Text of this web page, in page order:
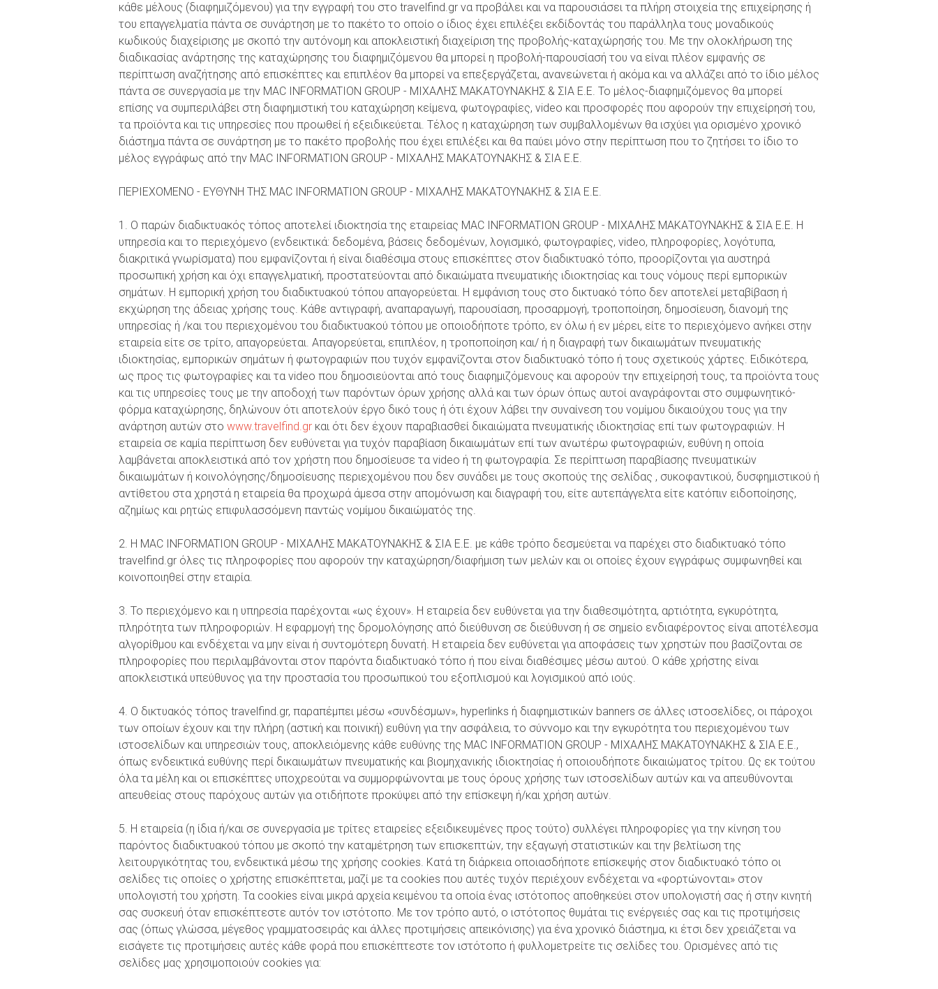
κάθε μέλους (διαφημιζόμενου) για την εγγραφή του στο travelfind.gr να προβάλει και να παρουσιάσει τα πλήρη στοιχεία της επιχείρησης ή
του επαγγελματία πάντα σε συνάρτηση με το πακέτο το οποίο ο ίδιος έχει επιλέξει εκδίδοντάς του παράλληλα τους μοναδικούς
κωδικούς διαχείρισης με σκοπό την αυτόνομη και αποκλειστική διαχείριση της προβολής-καταχώρησής του. Με την ολοκλήρωση της
διαδικασίας ανάρτησης της καταχώρησης του διαφημιζόμενου θα μπορεί η προβολή-παρουσίασή του να είναι πλέον εμφανής σε
περίπτωση αναζήτησης από επισκέπτες και επιπλέον θα μπορεί να επεξεργάζεται, ανανεώνεται ή ακόμα και να αλλάζει από το ίδιο μέλος
πάντα σε συνεργασία με την MAC INFORMATION GROUP - ΜΙΧΑΛΗΣ ΜΑΚΑΤΟΥΝΑΚΗΣ & ΣΙΑ Ε.Ε. Το μέλος-διαφημιζόμενος θα μπορεί
επίσης να συμπεριλάβει στη διαφημιστική του καταχώρηση κείμενα, φωτογραφίες, video και προσφορές που αφορούν την επιχείρησή του,
τα προϊόντα και τις υπηρεσίες που προωθεί ή εξειδικεύεται. Τέλος η καταχώρηση των συμβαλλομένων θα ισχύει για ορισμένο χρονικό
διάστημα πάντα σε συνάρτηση με το πακέτο προβολής που έχει επιλέξει και θα παύει μόνο στην περίπτωση που το ζητήσει το ίδιο το
μέλος εγγράφως από την MAC INFORMATION GROUP - ΜΙΧΑΛΗΣ ΜΑΚΑΤΟΥΝΑΚΗΣ & ΣΙΑ Ε.Ε.
ΠΕΡΙΕΧΟΜΕΝΟ - ΕΥΘΥΝΗ ΤΗΣ MAC INFORMATION GROUP - ΜΙΧΑΛΗΣ ΜΑΚΑΤΟΥΝΑΚΗΣ & ΣΙΑ Ε.Ε.
1. Ο παρών διαδικτυακός τόπος αποτελεί ιδιοκτησία της εταιρείας MAC INFORMATION GROUP - ΜΙΧΑΛΗΣ ΜΑΚΑΤΟΥΝΑΚΗΣ & ΣΙΑ Ε.Ε. Η
υπηρεσία και το περιεχόμενο (ενδεικτικά: δεδομένα, βάσεις δεδομένων, λογισμικό, φωτογραφίες, video, πληροφορίες, λογότυπα,
διακριτικά γνωρίσματα) που εμφανίζονται ή είναι διαθέσιμα στους επισκέπτες στον διαδικτυακό τόπο, προορίζονται για αυστηρά
προσωπική χρήση και όχι επαγγελματική, προστατεύονται από δικαιώματα πνευματικής ιδιοκτησίας και τους νόμους περί εμπορικών
σημάτων. Η εμπορική χρήση του διαδικτυακού τόπου απαγορεύεται. Η εμφάνιση τους στο δικτυακό τόπο δεν αποτελεί μεταβίβαση ή
εκχώρηση της άδειας χρήσης τους. Κάθε αντιγραφή, αναπαραγωγή, παρουσίαση, προσαρμογή, τροποποίηση, δημοσίευση, διανομή της
υπηρεσίας ή /και του περιεχομένου του διαδικτυακού τόπου με οποιοδήποτε τρόπο, εν όλω ή εν μέρει, είτε το περιεχόμενο ανήκει στην
εταιρεία είτε σε τρίτο, απαγορεύεται. Απαγορεύεται, επιπλέον, η τροποποίηση και/ ή η διαγραφή των δικαιωμάτων πνευματικής
ιδιοκτησίας, εμπορικών σημάτων ή φωτογραφιών που τυχόν εμφανίζονται στον διαδικτυακό τόπο ή τους σχετικούς χάρτες. Ειδικότερα,
ως προς τις φωτογραφίες και τα video που δημοσιεύονται από τους διαφημιζόμενους και αφορούν την επιχείρησή τους, τα προϊόντα τους
και τις υπηρεσίες τους με την αποδοχή των παρόντων όρων χρήσης αλλά και των όρων όπως αυτοί αναγράφονται στο συμφωνητικό-
φόρμα καταχώρησης, δηλώνουν ότι αποτελούν έργο δικό τους ή ότι έχουν λάβει την συναίνεση του νομίμου δικαιούχου τους για την
ανάρτηση αυτών στο www.travelfind.gr και ότι δεν έχουν παραβιασθεί δικαιώματα πνευματικής ιδιοκτησίας επί των φωτογραφιών. Η
εταιρεία σε καμία περίπτωση δεν ευθύνεται για τυχόν παραβίαση δικαιωμάτων επί των ανωτέρω φωτογραφιών, ευθύνη η οποία
λαμβάνεται αποκλειστικά από τον χρήστη που δημοσίευσε τα video ή τη φωτογραφία. Σε περίπτωση παραβίασης πνευματικών
δικαιωμάτων ή κοινολόγησης/δημοσίευσης περιεχομένου που δεν συνάδει με τους σκοπούς της σελίδας , συκοφαντικού, δυσφημιστικού ή
αντίθετου στα χρηστά η εταιρεία θα προχωρά άμεσα στην απομόνωση και διαγραφή του, είτε αυτεπάγγελτα είτε κατόπιν ειδοποίησης,
αζημίως και ρητώς επιφυλασσόμενη παντώς νομίμου δικαιώματός της.
2. Η MAC INFORMATION GROUP - ΜΙΧΑΛΗΣ ΜΑΚΑΤΟΥΝΑΚΗΣ & ΣΙΑ Ε.Ε. με κάθε τρόπο δεσμεύεται να παρέχει στο διαδικτυακό τόπο
travelfind.gr όλες τις πληροφορίες που αφορούν την καταχώρηση/διαφήμιση των μελών και οι οποίες έχουν εγγράφως συμφωνηθεί και
κοινοποιηθεί στην εταιρία.
3. Το περιεχόμενο και η υπηρεσία παρέχονται «ως έχουν». Η εταιρεία δεν ευθύνεται για την διαθεσιμότητα, αρτιότητα, εγκυρότητα,
πληρότητα των πληροφοριών. H εφαρμογή της δρομολόγησης από διεύθυνση σε διεύθυνση ή σε σημείο ενδιαφέροντος είναι αποτέλεσμα
αλγορίθμου και ενδέχεται να μην είναι ή συντομότερη δυνατή. Η εταιρεία δεν ευθύνεται για αποφάσεις των χρηστών που βασίζονται σε
πληροφορίες που περιλαμβάνονται στον παρόντα διαδικτυακό τόπο ή που είναι διαθέσιμες μέσω αυτού. Ο κάθε χρήστης είναι
αποκλειστικά υπεύθυνος για την προστασία του προσωπικού του εξοπλισμού και λογισμικού από ιούς.
4. Ο δικτυακός τόπος travelfind.gr, παραπέμπει μέσω «συνδέσμων», hyperlinks ή διαφημιστικών banners σε άλλες ιστοσελίδες, οι πάροχοι
των οποίων έχουν και την πλήρη (αστική και ποινική) ευθύνη για την ασφάλεια, το σύννομο και την εγκυρότητα του περιεχομένου των
ιστοσελίδων και υπηρεσιών τους, αποκλειόμενης κάθε ευθύνης της MAC INFORMATION GROUP - ΜΙΧΑΛΗΣ ΜΑΚΑΤΟΥΝΑΚΗΣ & ΣΙΑ Ε.Ε.,
όπως ενδεικτικά ευθύνης περί δικαιωμάτων πνευματικής και βιομηχανικής ιδιοκτησίας ή οποιουδήποτε δικαιώματος τρίτου. Ως εκ τούτου
όλα τα μέλη και οι επισκέπτες υποχρεούται να συμμορφώνονται με τους όρους χρήσης των ιστοσελίδων αυτών και να απευθύνονται
απευθείας στους παρόχους αυτών για οτιδήποτε προκύψει από την επίσκεψη ή/και χρήση αυτών.
5. Η εταιρεία (η ίδια ή/και σε συνεργασία με τρίτες εταιρείες εξειδικευμένες προς τούτο) συλλέγει πληροφορίες για την κίνηση του
παρόντος διαδικτυακού τόπου με σκοπό την καταμέτρηση των επισκεπτών, την εξαγωγή στατιστικών και την βελτίωση της
λειτουργικότητας του, ενδεικτικά μέσω της χρήσης cookies. Κατά τη διάρκεια οποιασδήποτε επίσκεψής στον διαδικτυακό τόπο οι
σελίδες τις οποίες ο χρήστης επισκέπτεται, μαζί με τα cookies που αυτές τυχόν περιέχουν ενδέχεται να «φορτώνονται» στον
υπολογιστή του χρήστη. Τα cookies είναι μικρά αρχεία κειμένου τα οποία ένας ιστότοπος αποθηκεύει στον υπολογιστή σας ή στην κινητή
σας συσκευή όταν επισκέπτεστε αυτόν τον ιστότοπο. Με τον τρόπο αυτό, ο ιστότοπος θυμάται τις ενέργειές σας και τις προτιμήσεις
σας (όπως γλώσσα, μέγεθος γραμματοσειράς και άλλες προτιμήσεις απεικόνισης) για ένα χρονικό διάστημα, κι έτσι δεν χρειάζεται να
εισάγετε τις προτιμήσεις αυτές κάθε φορά που επισκέπτεστε τον ιστότοπο ή φυλλομετρείτε τις σελίδες του. Ορισμένες από τις
σελίδες μας χρησιμοποιούν cookies για: